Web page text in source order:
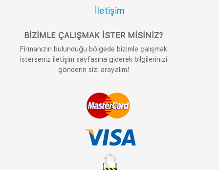
İletişim
BIZIMLE ÇALIŞMAK İSTER MISINIZ?
Firmanızın bulunduğu bölgede bizimle çalışmak
isterseniz iletişim sayfasına giderek bilgilerinizi
gönderin sizi arayalım!